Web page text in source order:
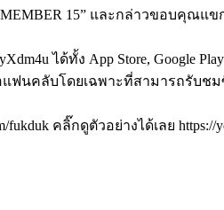
15” และกล่าวขอบคุณแ
ได้ทั้ง App Store, Google
แฟนคลับโดยเฉพาะที่สามารถรับช
คลิ๊กดูตัวอย่างได้เลย https://